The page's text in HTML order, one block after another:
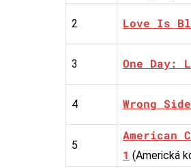
2 Love Is
3 One Day:
4 Wrong
5
American
1 (Americká